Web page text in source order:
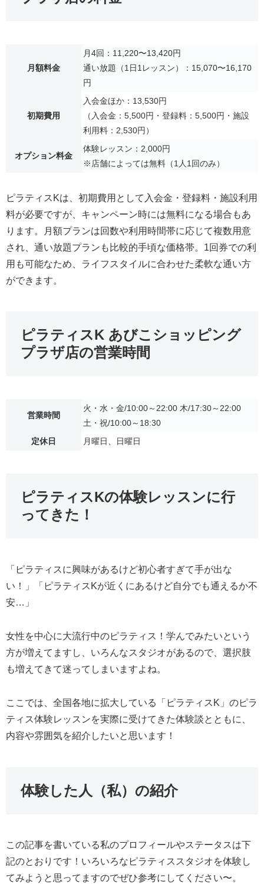
月額料金
月4回：11,220〜13,420円
通い放題（1日1レッスン）：15,070〜16,170
円
初期費用
入会金ほか：13,530円
（入会金：5,500円・登録料：5,500円・施設
利用料：2,530円）
オプション料金
体験レッスン：2,000円
※店舗によっては無料（1人1回のみ）
ピラティスKは、初期費用として入会金・登録料・施設利用
料が必要ですが、キャンペーン時には無料になる場合もあ
ります。月額プランは回数や利用時間帯に応じて複数用意
され、通い放題プランも比較的手頃な価格帯。1回券での利
用も可能なため、ライフスタイルに合わせた柔軟な通い方
ができます。
ピラティスK あびこショッピング
プラザ店の営業時間
営業時間
火・水・金/10:00～22:00 木/17:30～22:00
土・祝/10:00～18:30
定休日
月曜日、日曜日
ピラティスKの体験レッスンに行
ってきた！
「ピラティスに興味があるけど初心者すぎて手が出な
い！」「ピラティスKが近くにあるけど自分でも通えるか不
安…」
女性を中心に大流行中のピラティス！学んでみたいという
方が増えてますし、いろんなスタジオがあるので、選択肢
も増えてきて迷ってしまいますよね。
ここでは、全国各地に拡大している「ピラティスK」のピラ
ティス体験レッスンを実際に受けてきた体験談とともに、
内容や雰囲気を紹介したいと思います！
体験した人（私）の紹介
この記事を書いている私のプロフィールやステータスは下
記のとおりです！いろいろなピラティススタジオを体験し
てみようと思ってますのでぜひ参考にしてください〜。